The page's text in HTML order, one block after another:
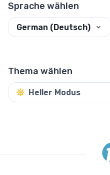
COMPONENTS
Alarm
CODE HUB
HTML Minifier
Sprache wählen
German (Deutsch)
Thema wählen
Heller Modus